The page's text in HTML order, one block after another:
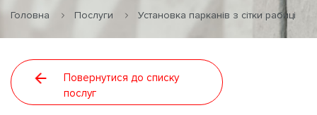
Головна Послуги Установка парканів з сітки рабиці
Повернутися до списку
послуг